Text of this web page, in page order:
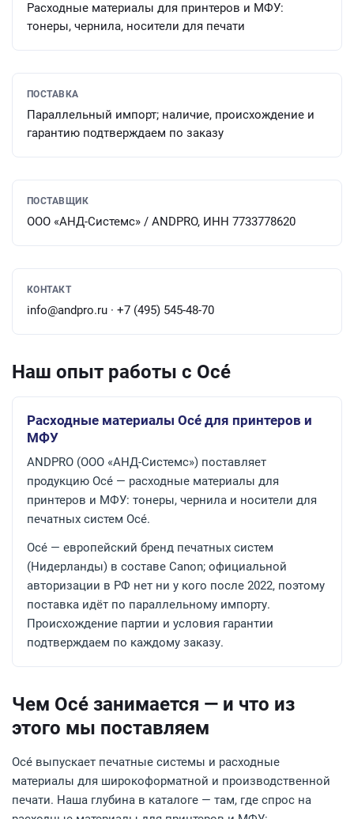
Расходные материалы для принтеров и МФУ:
тонеры, чернила, носители для печати
ПОСТАВКА
Параллельный импорт; наличие, происхождение и
гарантию подтверждаем по заказу
ПОСТАВЩИК
ООО «АНД-Системс» / ANDPRO, ИНН 7733778620
КОНТАКТ
info@andpro.ru · +7 (495) 545-48-70
Наш опыт работы с Océ
Расходные материалы Océ для принтеров и
МФУ
ANDPRO (ООО «АНД-Системс») поставляет
продукцию Océ — расходные материалы для
принтеров и МФУ: тонеры, чернила и носители для
печатных систем Océ.
Océ — европейский бренд печатных систем
(Нидерланды) в составе Canon; официальной
авторизации в РФ нет ни у кого после 2022, поэтому
поставка идёт по параллельному импорту.
Происхождение партии и условия гарантии
подтверждаем по каждому заказу.
Чем Océ занимается — и что из
этого мы поставляем
Océ выпускает печатные системы и расходные
материалы для широкоформатной и производственной
печати. Наша глубина в каталоге — там, где спрос на